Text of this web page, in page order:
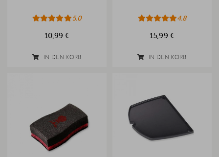
5.0
10,99 €
IN DEN KORB
4.8
15,99 €
IN DEN KORB